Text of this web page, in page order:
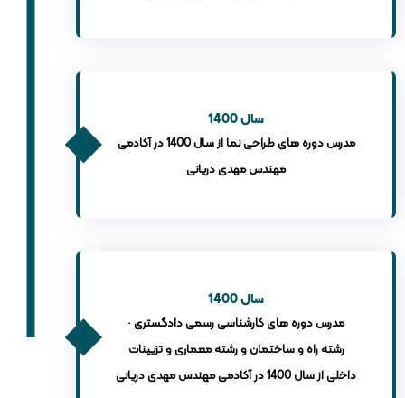
سال 1400
مدرس دوره های طراحی نما از سال 1400 در آکادمی
مهندس مهدی دریانی
سال 1400
· مدرس دوره های کارشناسی رسمی دادگستری
رشته راه و ساختمان و رشته معماری و تزیینات
داخلی از سال 1400 در آکادمی مهندس مهدی دریانی